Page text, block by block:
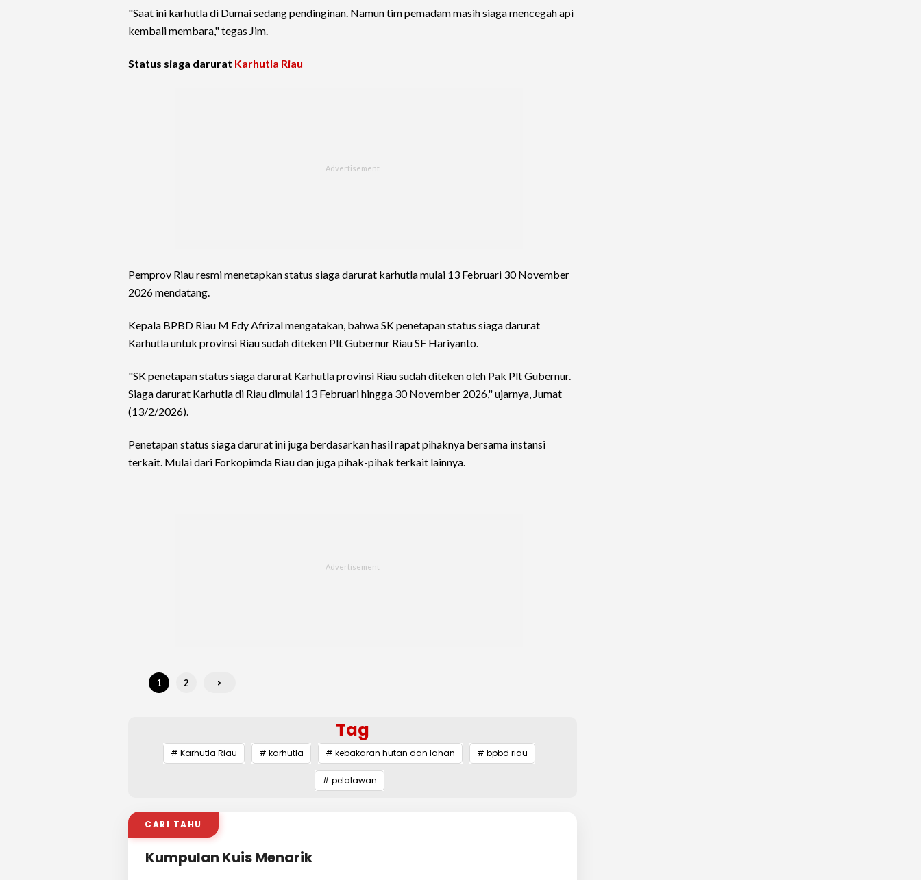
"Saat ini karhutla di Dumai sedang pendinginan. Namun tim pemadam masih siaga mencegah api
kembali membara," tegas Jim.
Status siaga darurat Karhutla Riau
Pemprov Riau resmi menetapkan status siaga darurat karhutla mulai 13 Februari 30 November
2026 mendatang.
Kepala BPBD Riau M Edy Afrizal mengatakan, bahwa SK penetapan status siaga darurat
Karhutla untuk provinsi Riau sudah diteken Plt Gubernur Riau SF Hariyanto.
"SK penetapan status siaga darurat Karhutla provinsi Riau sudah diteken oleh Pak Plt Gubernur.
Siaga darurat Karhutla di Riau dimulai 13 Februari hingga 30 November 2026," ujarnya, Jumat
(13/2/2026).
Penetapan status siaga darurat ini juga berdasarkan hasil rapat pihaknya bersama instansi
terkait. Mulai dari Forkopimda Riau dan juga pihak-pihak terkait lainnya.
1 2 >
Tag
# Karhutla Riau # karhutla # kebakaran hutan dan lahan # bpbd riau
# pelalawan
CARI TAHU
Kumpulan Kuis Menarik